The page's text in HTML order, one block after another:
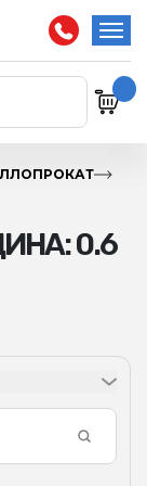
0.6